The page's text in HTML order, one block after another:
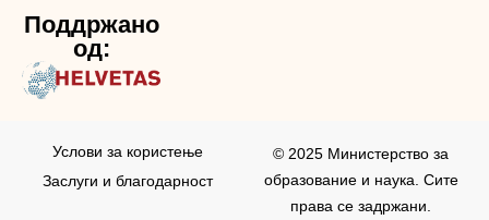
Поддржано
од:
© 2025 Министерство за
образование и наука. Сите
права се задржани.
Услови за користењe
Заслуги и благодарност